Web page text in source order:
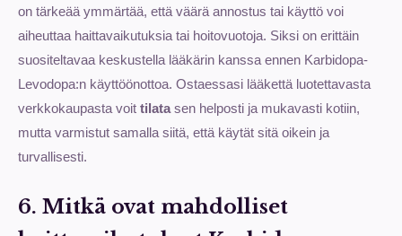
on tärkeää ymmärtää, että väärä annostus tai käyttö voi
aiheuttaa haittavaikutuksia tai hoitovuotoja. Siksi on erittäin
suositeltavaa keskustella lääkärin kanssa ennen Karbidopa-
Levodopa:n käyttöönottoa. Ostaessasi lääkettä luotettavasta
verkkokaupasta voit tilata sen helposti ja mukavasti kotiin,
mutta varmistut samalla siitä, että käytät sitä oikein ja
turvallisesti.
6. Mitkä ovat mahdolliset